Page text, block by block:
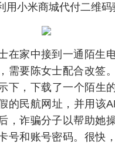
用小米商城代付二维码
家中接到一通陌生
需要陈女士配合改签
下，下载了一个陌生
的民航网址，并用该
，诈骗分子以帮助她
号和账号密码。很快